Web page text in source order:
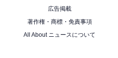
広告掲載
著作権・商標・免責事項
All About ニュースについて